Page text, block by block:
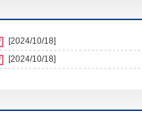
[2024/10/18]
[2024/10/18]